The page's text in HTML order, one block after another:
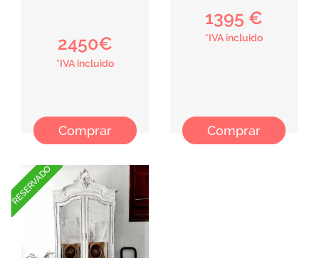
2450€
*IVA incluido
Comprar
1395 €
*IVA incluido
Comprar